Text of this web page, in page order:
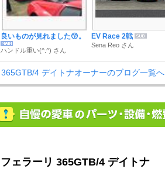
良いものが見れました😙。
ハンドル重い(^.^) さん
EV Race 2戦
Sena Reo さん
365GTB/4 デイトナオーナーのブログ一覧へ
フェラーリ 365GTB/4 デイトナ